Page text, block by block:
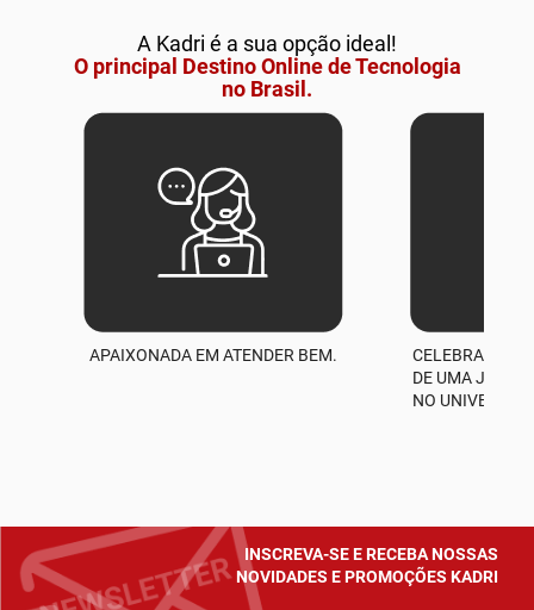
A Kadri é a sua opção ideal!
O principal Destino Online de Tecnologia
no Brasil.
APAIXONADA EM ATENDER BEM.
CELEBRAMOS
DE UMA
NO UNIVERSO
INSCREVA-SE E RECEBA NOSSAS
NOVIDADES E PROMOÇÕES KADRI